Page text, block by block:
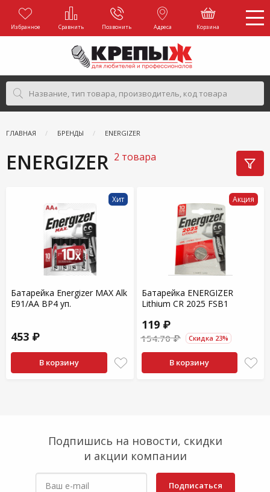
Избранное Сравнить Позвонить Адреса Корзина
ГЛАВНАЯ БРЕНДЫ ENERGIZER
ENERGIZER 2 товара
Хит
Батарейка Energizer MAX Alk
E91/AA BP4 уп.
453 ₽
В корзину
Акция
Батарейка ENERGIZER
Lithium CR 2025 FSB1
119 ₽
154.70 ₽ Скидка 23%
В корзину
Подпишись на новости, скидки
и акции компании
Подписаться